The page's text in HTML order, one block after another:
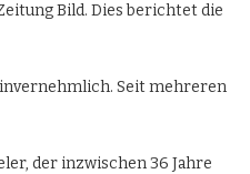
Bild. Dies berichtet die
Seit mehreren
der inzwischen 36 Jahre